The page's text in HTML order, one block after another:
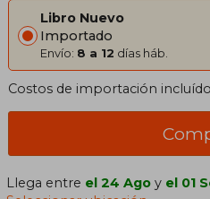
Libro Nuevo
Importado
Envío: 8 a 12 días háb.
Costos de importación
Llega entre el 24 Ago y el 01